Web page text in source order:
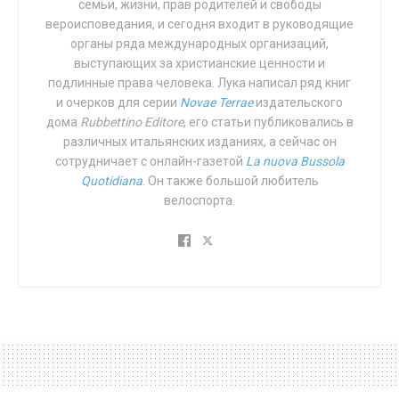
имеет ещё больше преимуществ для здоровья
мужчин, а также связан с увеличением
продолжительности жизни. Во всем мире число
браков сокращается, а партнёрство без брака и
внебрачные дети встречаются всё чаще. Хотя
существуют региональные и национальные различия,
общая тенденция состоит в том, что браки
заключаются реже и позже.
Критики брака и семьи как общественных
установлений в Организации Объединённых Наций и
включают в себя переопределение понятия «семья»
так, чтобы оно включало практически любую
семьи, жизни, прав родителей и свободы
вероисповедания, и сегодня входит в руководящие
органы ряда международных организаций,
выступающих за христианские ценности и
подлинные права человека. Лука написал ряд книг
и очерков для серии Novae Terraeиздательского
дома Rubbettino Editore, его статьи публиковались в
различных итальянских изданиях, а сейчас он
сотрудничает с онлайн-газетой La nuova Bussola
Quotidiana. Он также большой любитель
велоспорта.